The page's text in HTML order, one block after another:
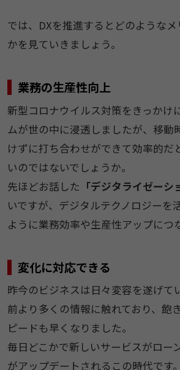
では、DXを推進するとどのような
かを見ていきましょう。
業務の生産性向上
新型コロナウイルス対策をきっかけ
ムが世の中に浸透しましたが、移動
けずに打ち合わせができて効率的だ
いのではないでしょうか。
先ほどお話した 「デジタライゼーシ
いですが、デジタルテクノロジーを
ように業務効率や生産性アップにつ
変化に対応できる
昨今のビジネスは日々変容を遂げて
前より多くの情報に触れており、飽
ピードも早くなりました。
毎日どこかで新しいサービスがロー
がアップデートされるこの時代です